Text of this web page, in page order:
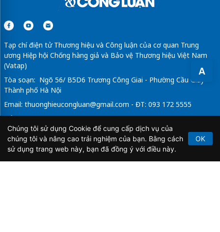
A
Tạp chí điện tử Thương hiệu và Công luận của cơ quan Trung
ương Hiệp hội Chống hàng giả và Bảo vệ Thương hiệu Việt Nam
(Vatap)
Tòa soạn: Ngõ 56/ B5D6 Trương Công Giai - Phường Cầu Giấy -
Thành phố Hà Nội
Email: thuonghieucongluan@gmail.com - ĐT: 093 172 5555
Tổng Biên Tập: Vũ Đức Thuận
Giấy phép hoạt động báo chí điện tử số 64/GP-BTTTT do Bộ
Thông tin và Truyền thông cấp ngày 21/2/2020.
Chúng tôi sử dụng Cookie để cung cấp dịch vụ của
chúng tôi và nâng cao trải nghiệm của bạn. Bằng cách
sử dụng trang web này, bạn đã đồng ý với điều này.
OK